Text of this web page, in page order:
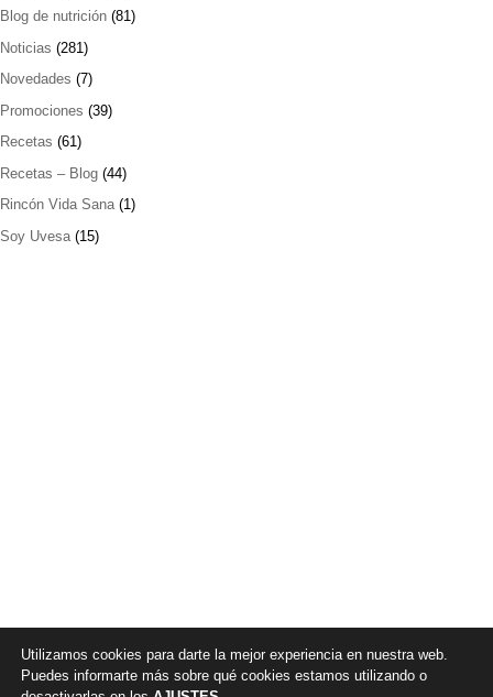
Blog de nutrición (81)
Noticias (281)
Novedades (7)
Promociones (39)
Recetas (61)
Recetas – Blog (44)
Rincón Vida Sana(1)
Soy Uvesa (15)
Utilizamos cookies para darte la mejor experiencia en nuestra web.
Puedes informarte más sobre qué cookies estamos utilizando o